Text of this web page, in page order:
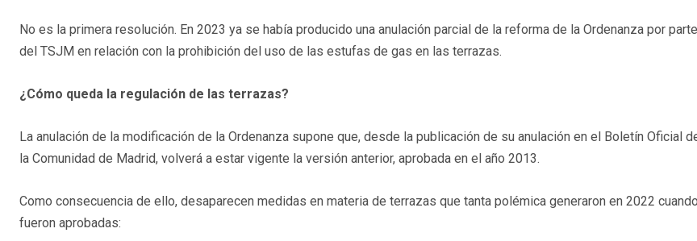
No es la primera resolución. En 2023 ya se había producido una anulación parcial de la reforma de la Ordenanza por parte
del TSJM en relación con la prohibición del uso de las estufas de gas en las terrazas.
¿Cómo queda la regulación de las terrazas?
La anulación de la modificación de la Ordenanza supone que, desde la publicación de su anulación en el Boletín Oficial
la Comunidad de Madrid, volverá a estar vigente la versión anterior, aprobada en el año 2013.
Como consecuencia de ello, desaparecen medidas en materia de terrazas que tanta polémica generaron en 2022 cuando
fueron aprobadas: